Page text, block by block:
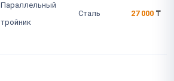
Параллельный
тройник
Сталь 27 000 ₸